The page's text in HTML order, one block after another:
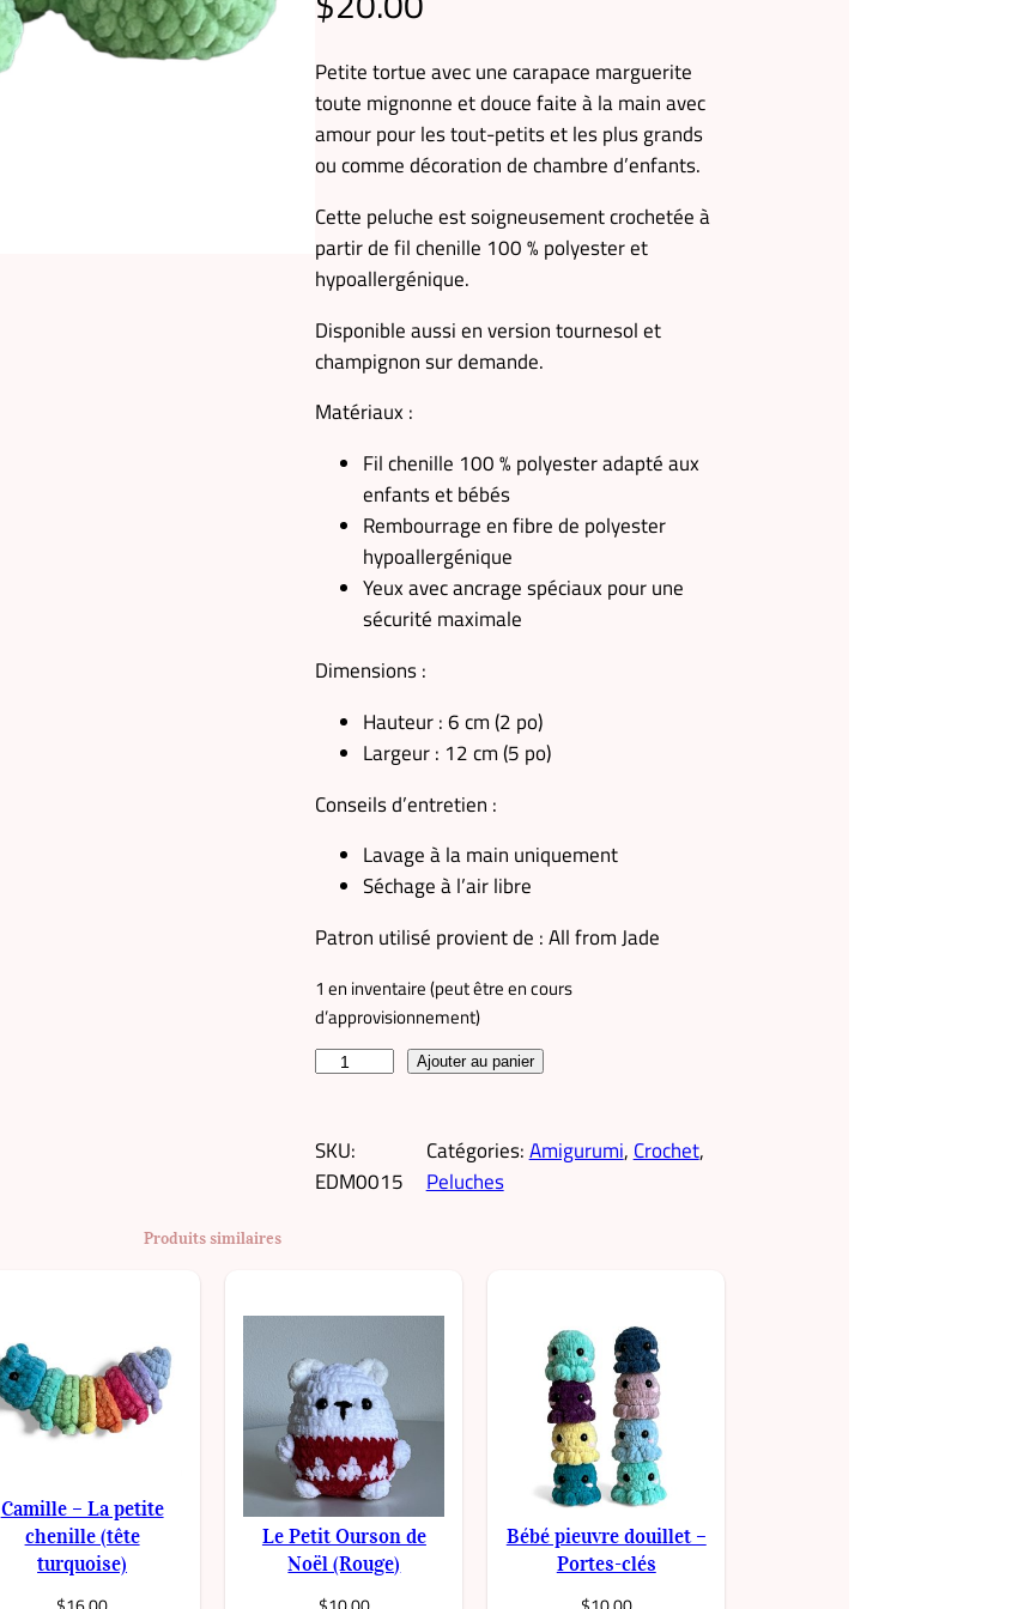
Petite tortue avec une carapace marguerite
toute mignonne et douce faite à la main avec
amour pour les tout-petits et les plus grands
ou comme décoration de chambre d’enfants.
Cette peluche est soigneusement crochetée à
partir de fil chenille 100 % polyester et
hypoallergénique.
Disponible aussi en version tournesol et
champignon sur demande.
Matériaux :
Fil chenille 100 % polyester adapté aux
enfants et bébés
Rembourrage en fibre de polyester
hypoallergénique
Yeux avec ancrage spéciaux pour une
sécurité maximale
Dimensions :
Hauteur : 6 cm (2 po)
Largeur : 12 cm (5 po)
Conseils d’entretien :
Lavage à la main uniquement
Séchage à l’air libre
Patron utilisé provient de : All from Jade
1 en inventaire (peut être en cours
d’approvisionnement)
n
t
d
T
i
a
n
a
–
L
a
Ajouter au panier
SKU:
EDM0015
Catégories:Amigurumi, Crochet
Peluches
Produits similaires
Camille – La petite
chenille (tête
turquoise)
Le Petit Ourson de
Noël (Rouge)
Bébé pieuvre douillet –
Portes-clés